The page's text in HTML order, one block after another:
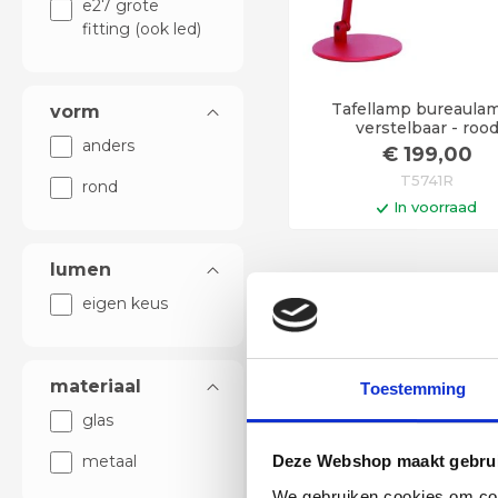
Toestemming
Deze Webshop maakt
e27 grote
fitting (ook led)
vorm
anders
rond
lumen
eigen keus
materiaal
glas
metaal
Tafellamp
verstelbaar - rood
€199,00
T5741R
In voorraad
Functionele
Veel mensen zetten
vensterbank. Het
Ook bij hobby's